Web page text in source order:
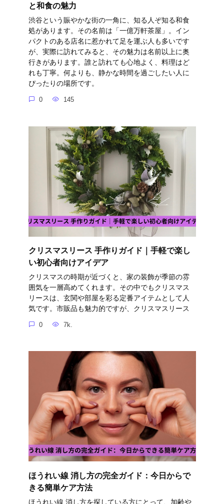
と和食の魅力
渋谷という賑やかな街の一角に、知る人ぞ知る和食
処があります。その名前は「一億万軒茶屋」。イン
パクトのある店名に惹かれて足を運ぶ人も多いです
が、実際に訪れてみると、その魅力は名前以上に奥
行きがあります。誰と訪れても心地よく、料理はど
れも丁寧。何よりも、静かな時間を過ごしたい人に
ぴったりの場所です。
0 145
クリスマスリース 手作りガイド｜手軽で楽し
い初心者向けアイデア
クリスマスの時期が近づくと、家の装飾が季節の雰
囲気を一層高めてくれます。その中でもクリスマス
リースは、玄関や部屋を彩る定番アイテムとして人
気です。市販品も魅力的ですが、クリスマスリース
0 7k.
ほうれい線 消し方の完全ガイド：今日からで
きる簡単ケア方法
ほうれい線 消し方を探している方にとって、加齢や